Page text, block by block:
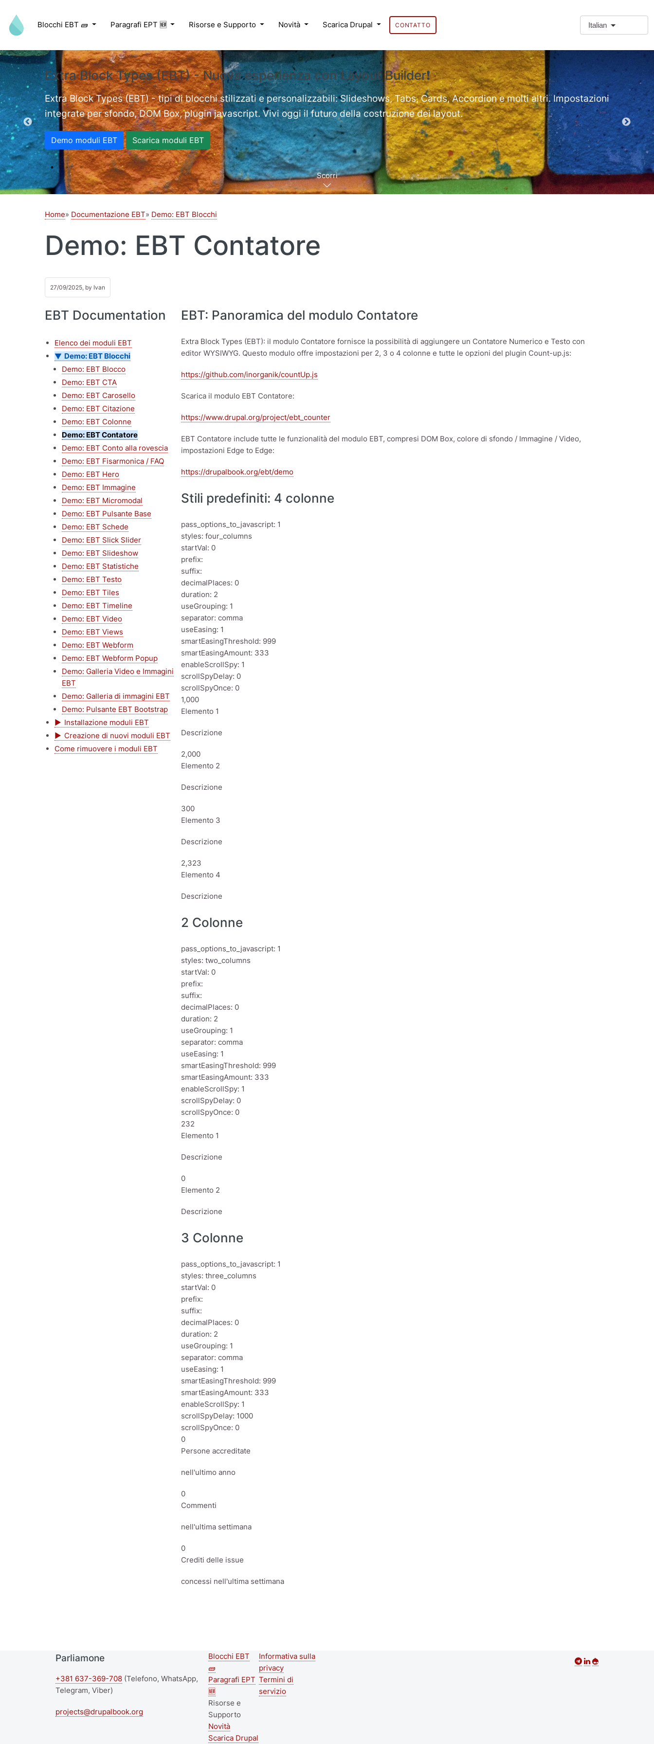
Blocchi EBT 🧱 Paragrafi EPT 🆕 Risorse e Supporto Novità Scarica Drupal CONTATTO Italian
videos.
Extra Block Types (EBT) - Nuova esperienza con Layout Builder❗
Extra Block Types (EBT) - tipi di blocchi stilizzati e personalizzabili: Slideshows, Tabs, Cards, Accordion e molti altri. Impostazioni
integrate per sfondo, DOM Box, plugin javascript. Vivi oggi il futuro della costruzione dei layout.
Demo moduli EBT Scarica moduli EBT
Extra
Demo
Scorri
Home Documentazione EBT Demo: EBT Blocchi
Demo: EBT Contatore
27/09/2025, by Ivan
EBT Documentation
Elenco dei moduli EBT
Demo: EBT Blocchi
Demo: EBT Blocco
Demo: EBT CTA
Demo: EBT Carosello
Demo: EBT Citazione
Demo: EBT Colonne
Demo: EBT Contatore
Demo: EBT Conto alla rovescia
Demo: EBT Fisarmonica / FAQ
Demo: EBT Hero
Demo: EBT Immagine
Demo: EBT Micromodal
Demo: EBT Pulsante Base
Demo: EBT Schede
Demo: EBT Slick Slider
Demo: EBT Slideshow
Demo: EBT Statistiche
Demo: EBT Testo
Demo: EBT Tiles
Demo: EBT Timeline
Demo: EBT Video
Demo: EBT Views
Demo: EBT Webform
Demo: EBT Webform Popup
Demo: Galleria Video e Immagini
EBT
Demo: Galleria di immagini EBT
Demo: Pulsante EBT Bootstrap
Installazione moduli EBT
Creazione di nuovi moduli EBT
Come rimuovere i moduli EBT
EBT: Panoramica del modulo Contatore
Extra Block Types (EBT): il modulo Contatore fornisce la possibilità di aggiungere un Contatore Numerico e Testo con
editor WYSIWYG. Questo modulo offre impostazioni per 2, 3 o 4 colonne e tutte le opzioni del plugin Count-up.js:
https://github.com/inorganik/countUp.js
Scarica il modulo EBT Contatore:
https://www.drupal.org/project/ebt_counter
EBT Contatore include tutte le funzionalità del modulo EBT, compresi DOM Box, colore di sfondo / Immagine / Video,
impostazioni Edge to Edge:
https://drupalbook.org/ebt/demo
Stili predefiniti: 4 colonne
pass_options_to_javascript: 1
styles: four_columns
startVal: 0
prefix:
suffix:
decimalPlaces: 0
duration: 2
useGrouping: 1
separator: comma
useEasing: 1
smartEasingThreshold: 999
smartEasingAmount: 333
enableScrollSpy: 1
scrollSpyDelay: 0
scrollSpyOnce: 0
1,000
Elemento 1
Descrizione
2,000
Elemento 2
Descrizione
300
Elemento 3
Descrizione
2,323
Elemento 4
Descrizione
2 Colonne
pass_options_to_javascript: 1
styles: two_columns
startVal: 0
prefix:
suffix:
decimalPlaces: 0
duration: 2
useGrouping: 1
separator: comma
useEasing: 1
smartEasingThreshold: 999
smartEasingAmount: 333
enableScrollSpy: 1
scrollSpyDelay: 0
scrollSpyOnce: 0
232
Elemento 1
Descrizione
0
Elemento 2
Descrizione
3 Colonne
pass_options_to_javascript: 1
styles: three_columns
startVal: 0
prefix:
suffix:
decimalPlaces: 0
duration: 2
useGrouping: 1
separator: comma
useEasing: 1
smartEasingThreshold: 999
smartEasingAmount: 333
enableScrollSpy: 1
scrollSpyDelay: 1000
scrollSpyOnce: 0
0
Persone accreditate
nell'ultimo anno
0
Commenti
nell'ultima settimana
0
Crediti delle issue
concessi nell'ultima settimana
Parliamone
+381 637-369-708 (Telefono, WhatsApp,
Telegram, Viber)
projects@drupalbook.org
Second
footer
menu
Blocchi EBT
🧱
Paragrafi EPT
🆕
Risorse e
Supporto
Novità
Scarica Drupal
Footer menu
Informativa sulla
privacy
Termini di
servizio